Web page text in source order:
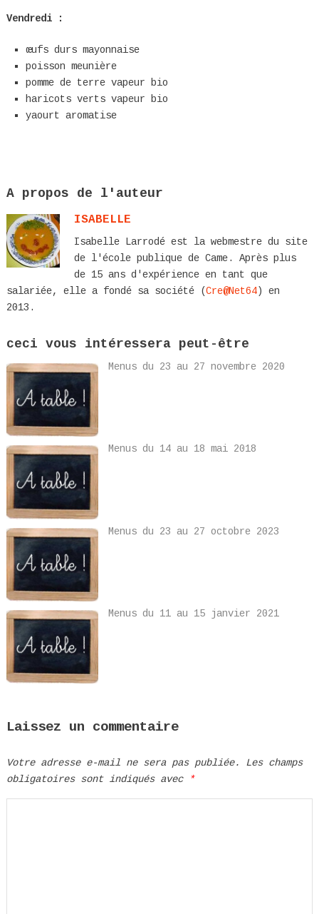
Vendredi :
œufs durs mayonnaise
poisson meunière
pomme de terre vapeur bio
haricots verts vapeur
bio
yaourt aromatise
A propos de l'auteur
ISABELLE
Isabelle Larrodé est la webmestre du site
de l'école publique de Came. Après plus
de 15 ans d'expérience en tant que
salariée, elle a fondé sa société (Cre@Net64) en
2013.
ceci vous intéressera peut-être
Menus du 23 au 27 novembre 2020
Menus du 14 au 18 mai 2018
Menus du 23 au 27 octobre 2023
Menus du 11 au 15 janvier 2021
Laissez un commentaire
Votre adresse e-mail ne sera pas publiée.
Les champs
obligatoires sont indiqués avec
*